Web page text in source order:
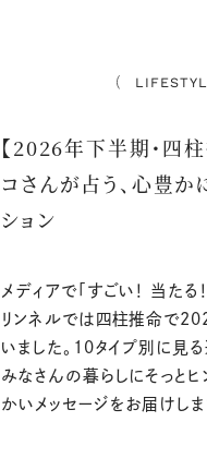
【2026年下半期・四柱
コさんが占う、心豊か
ション
メディアで「すごい！ 当たる
リンネルでは四柱推命で
いました。10タイプ別に見
みなさんの暮らしにそっと
かいメッセージをお届けしま